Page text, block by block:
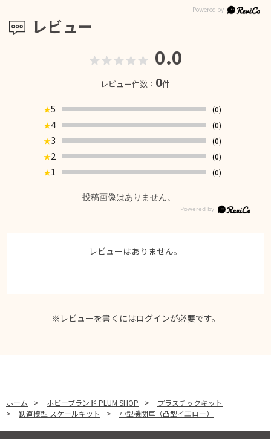
レビュー
0.0
レビュー件数： 0件
★5
(0)
★4
(0)
★3
(0)
★2
(0)
★1 (0)
投稿画像はありません。
レビューはありません。
※レビューを書くにはログインが必要です。
ホーム > ホビーブランド PLUM SHOP >
プラスチックキット
>
鉄道模型 スケールキット > 小型機関車（凸型イエロー）